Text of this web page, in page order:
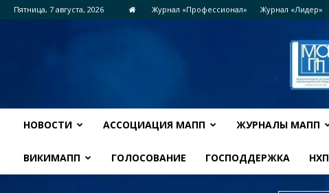
Пятница, 7 августа, 2026 Журнал «Профессионал» Журнал «Лидер»
НОВОСТИ АССОЦИАЦИЯ МАПП ЖУРНАЛЫ МАПП
ВИКИМАПП ГОЛОСОВАНИЕ ГОСПОДДЕРЖКА НХП